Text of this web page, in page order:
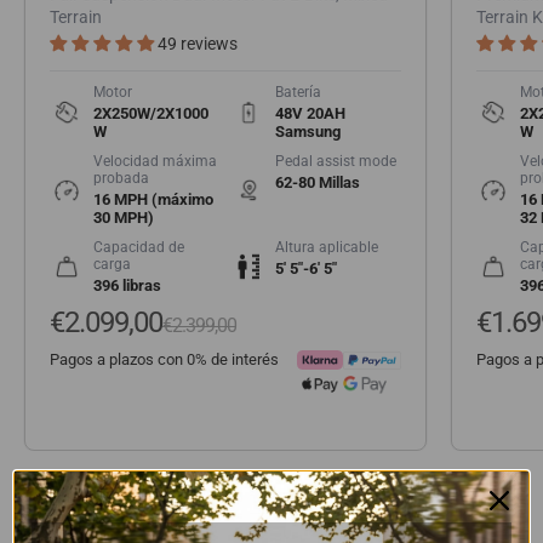
Terrain
49 reviews
Motor
2X250W/2X1000
W
Batería
48V 20AH
Samsung
Velocidad máxima
probada
16 MPH (máximo
30 MPH)
Pedal assist mode
62-80 Millas
Capacidad de
carga
396 libras
Altura aplicable
5' 5"-6' 5"
Precio de oferta
€2.099,00Precio normal
€2.399,00
Pagos a plazos con 0% de interés
Terrain
W
16
32
Pagos a
Preguntas Frecuentes